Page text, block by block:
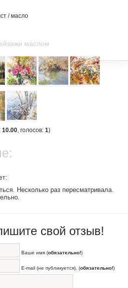
/ масло
маслом
10.00, голосов: 1)
:
Несколько раз пересматривала.
свой отзыв!
Ваше имя (обязательно!)
E-mail (не публикуется), (обязательно!)